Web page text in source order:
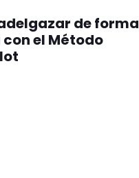
de forma
el Método